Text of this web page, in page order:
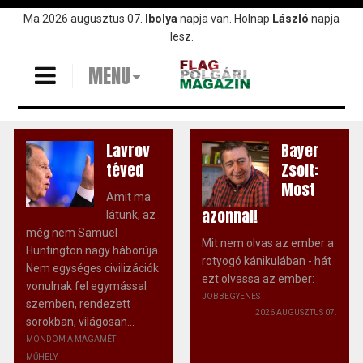
UgrásMa 2026 augusztus 07. Ibolya napja van. Holnap László napja
lesz.
MENU
Lavrov
téved
Amit ma
látunk, az
még nem Samuel
Huntington nagy háborúja.
Nem egységes civilizációk
vonulnak fel egymással
szemben, rendezett
sorokban, világosan...
MONDOM A MAGAMÉT
MŰHELY
Bayer
Zsolt:
Most
azonnal!
Mit nem olvas az ember a
rotyogó kánikulában - hát
ezt olvassa az ember:
JOBBEGYENES
2026 AUGUSZTUS 07.